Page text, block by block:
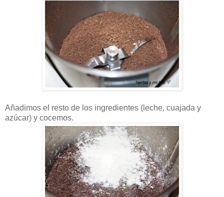
Añadimos el resto de los ingredientes (leche, cuajada y
azúcar) y cocemos.